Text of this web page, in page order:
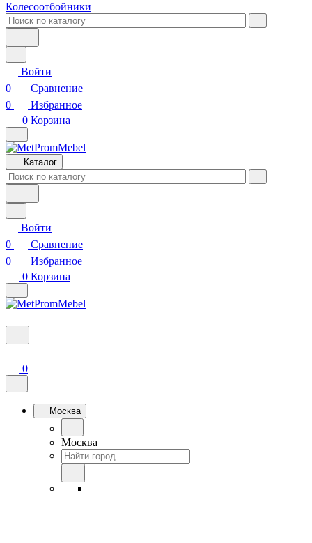
Колесоотбойники
Войти
0
Сравнение
0
Избранное
0 Корзина
Каталог
Войти
0
Сравнение
0
Избранное
0 Корзина
0
Москва
Москва